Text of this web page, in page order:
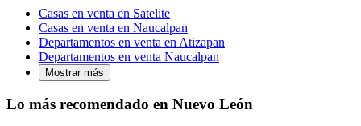
Casas en venta en Satelite
Casas en venta en Naucalpan
Departamentos en venta en Atizapan
Departamentos en venta Naucalpan
Mostrar más
Lo más recomendado en Nuevo León